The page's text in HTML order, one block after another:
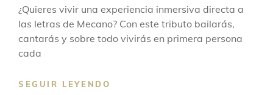
¿Quieres vivir una experiencia inmersiva directa a
las letras de Mecano? Con este tributo bailarás,
cantarás y sobre todo vivirás en primera persona
cada
SEGUIR LEYENDO